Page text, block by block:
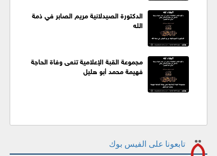
الدكتورة الصيدلانية مريم الصابر في ذمة
الله
مجموعة القبة الإعلامية تنعى وفاة الحاجة
فهيمة محمد أبو هليل
تابعونا على الفيس بوك